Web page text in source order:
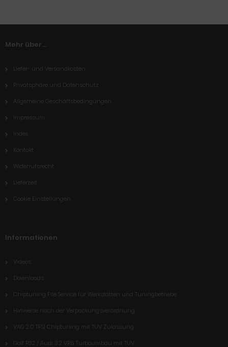
Liefer- und Versandkosten
Privatsphäre und Datenschutz
Allgemeine Geschäftsbedingungen
Impressum
Index
Kontakt
Widerrufsrecht
Lieferzeit
Videos
Downloads
Chiptuning File Service für Werkstätten und Tuningbetriebe
Hinweise nach der Verpackungsverordnung
VAG 2.0 TFSI Chiptuning mit TÜV Zulassung